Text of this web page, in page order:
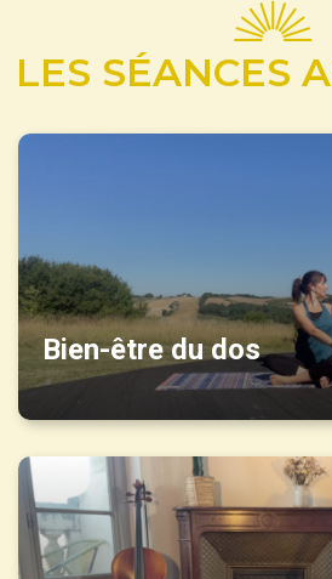
LES SÉANCES
Bien-être du dos